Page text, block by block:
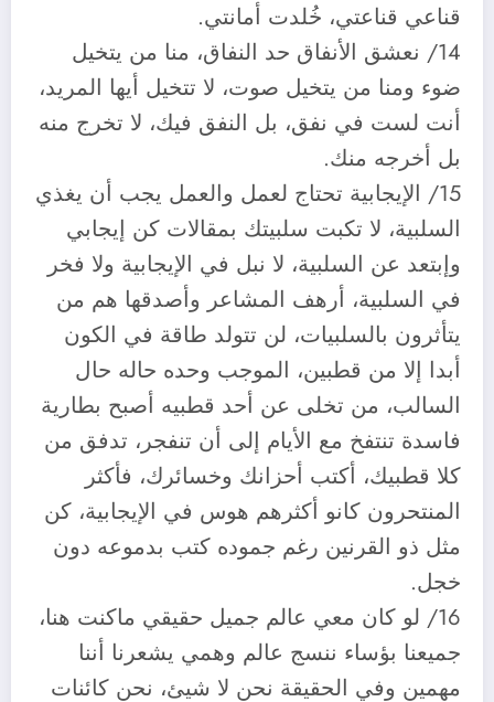
قناعي قناعتي، خُلدت أمانتي.
14/ نعشق الأنفاق حد النفاق، منا من يتخيل
ضوء ومنا من يتخيل صوت، لا تتخيل أيها المريد،
أنت لست في نفق، بل النفق فيك، لا تخرج منه
بل أخرجه منك.
15/ الإيجابية تحتاج لعمل والعمل يجب أن يغذي
السلبية، لا تكبت سلبيتك بمقالات كن إيجابي
وإبتعد عن السلبية، لا نبل في الإيجابية ولا فخر
في السلبية، أرهف المشاعر وأصدقها هم من
يتأثرون بالسلبيات، لن تتولد طاقة في الكون
أبدا إلا من قطبين، الموجب وحده حاله حال
السالب، من تخلى عن أحد قطبيه أصبح بطارية
فاسدة تنتفخ مع الأيام إلى أن تنفجر، تدفق من
كلا قطبيك، أكتب أحزانك وخسائرك، فأكثر
المنتحرون كانو أكثرهم هوس في الإيجابية، كن
مثل ذو القرنين رغم جموده كتب بدموعه دون
خجل.
16/ لو كان معي عالم جميل حقيقي ماكنت هنا،
جميعنا بؤساء ننسج عالم وهمي يشعرنا أننا
مهمين وفي الحقيقة نحن لا شيئ، نحن كائنات